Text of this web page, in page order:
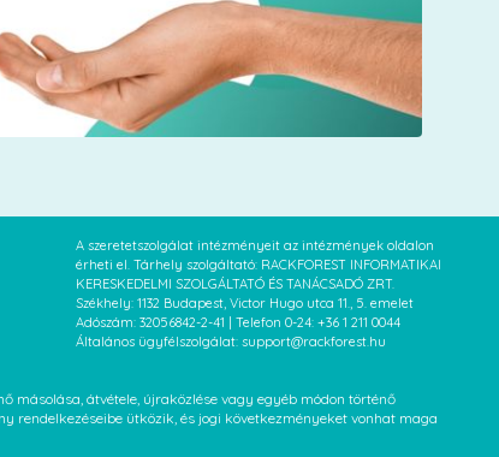
A szeretetszolgálat intézményeit az intézmények oldalon
érheti el. Tárhely szolgáltató: RACKFOREST INFORMATIKAI
KERESKEDELMI SZOLGÁLTATÓ ÉS TANÁCSADÓ ZRT.
Székhely: 1132 Budapest, Victor Hugo utca 11., 5. emelet
Adószám: 32056842-2-41 | Telefon 0-24: +36 1 211 0044
Általános ügyfélszolgálat: support@rackforest.hu
átvétele, újraközlése vagy egyéb módon történő
rendelkezéseibe ütközik, és jogi következményeket vonhat maga